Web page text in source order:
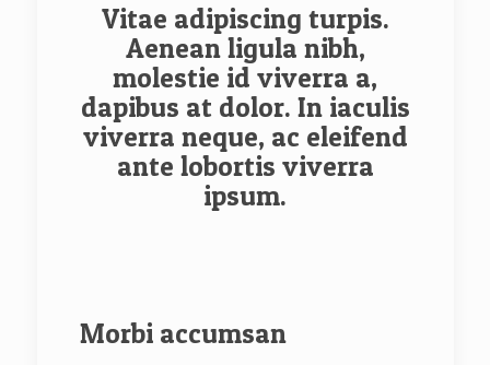
Vitae adipiscing turpis.
Aenean ligula nibh,
molestie id viverra a,
dapibus at dolor. In iaculis
viverra neque, ac eleifend
ante lobortis viverra
ipsum.
Morbi accumsan